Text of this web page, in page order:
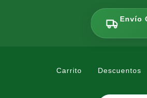
Envío
Carrito Descuentos